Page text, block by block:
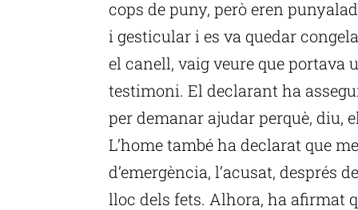
cops de puny, però eren
i gesticular i es va quedar
el canell, vaig veure que portava
testimoni. El declarant ha
per demanar ajudar perquè, diu,
L’home també ha declarat que
d’emergència, l’acusat, després
lloc dels fets. Alhora, ha afirmat